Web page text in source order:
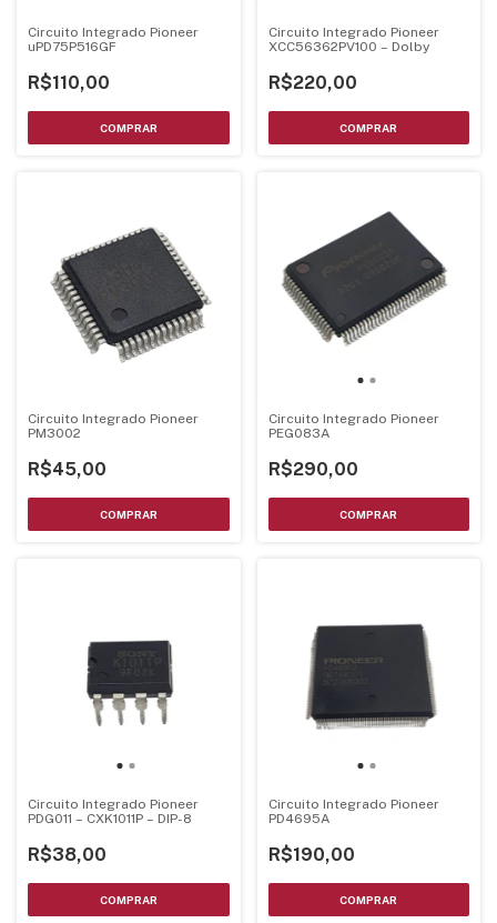
Circuito Integrado Pioneer
uPD75P516GF
R$110,00
Circuito Integrado Pioneer
XCC56362PV100 – Dolby
R$220,00
Circuito Integrado Pioneer
PM3002
R$45,00
Circuito Integrado Pioneer
PEG083A
R$290,00
Circuito Integrado Pioneer
PDG011 – CXK1011P – DIP-8
R$38,00
Circuito Integrado Pioneer
PD4695A
R$190,00